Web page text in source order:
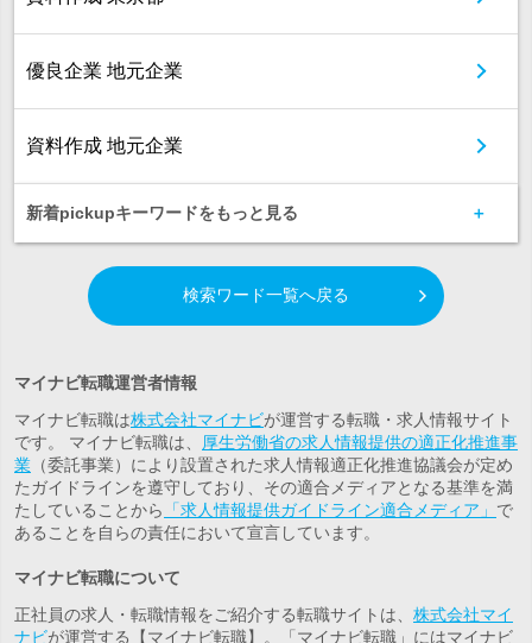
優良企業 地元企業
資料作成 地元企業
新着pickupキーワードをもっと見る
検索ワード一覧へ戻る
マイナビ転職運営者情報
マイナビ転職は株式会社マイナビが運営する転職・求人情報サイト
です。 マイナビ転職は、
厚生労働省の求人情報提供の適正化推進事
業 （委託事業）により設置された求人情報適正化推進協議会が定め
たガイドラインを遵守しており、その適合メディアとなる基準を満
たしていることから
「求人情報提供ガイドライン適合メディア」 で
あることを自らの責任において宣言しています。
マイナビ転職について
正社員の求人・転職情報をご紹介する転職サイトは、 株式会社マイ
ナビが運営する【マイナビ転職】。「マイナビ転職」にはマイナビ